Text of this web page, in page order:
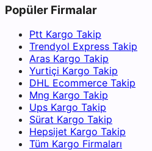
Popüler Firmalar
Ptt Kargo Takip
Trendyol Express Takip
Aras Kargo Takip
Yurtiçi Kargo Takip
DHL Ecommerce Takip
Mng Kargo Takip
Ups Kargo Takip
Sürat Kargo Takip
Hepsijet Kargo Takip
Tüm Kargo Firmaları